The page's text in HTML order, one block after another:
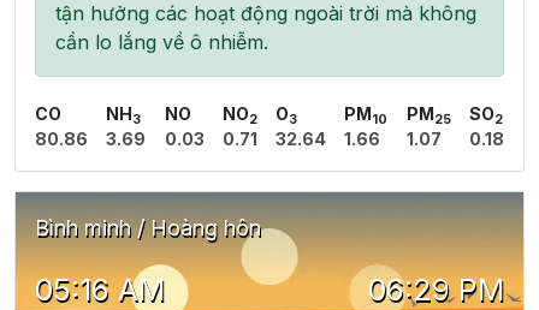
tận hưởng các hoạt động ngoài trời mà không
cần lo lắng về ô nhiễm.
CO
80.86
NH 3
3.69
NO
0.03
NO2
0.71
O3
32.64
PM 10
1.66
PM 25
1.07
SO2
0.18
Bình minh / Hoàng hôn
05:16 AM 06:29 PM